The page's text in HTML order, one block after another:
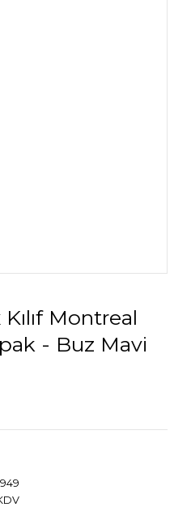
Montreal
- Buz Mavi